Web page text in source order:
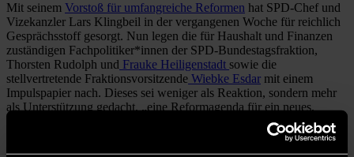
Mit seinem Vorstoß für umfangreiche Reformen hat SPD-Chef und
Vizekanzler Lars Klingbeil in der vergangenen Woche für reichlich
Gesprächsstoff gesorgt. Nun legen die für Haushalt und Finanzen
zuständigen Fachpolitiker*innen der SPD-Bundestagsfraktion,
Thorsten Rudolph und Frauke Heiligenstadt sowie die
stellvertretende Fraktionsvorsitzende Wiebke Esdar mit einem
Impulspapier nach. Dieses sei weniger als Reaktion, sondern mehr
als Unterstützung gedacht, „eine Reformagenda für ein neues,
zukunftsfähiges Wachstumsmodell für Deutschland umzusetzen“,
wie Wiebke Esdar gegenüber dem „vorwärts“ erklärte.